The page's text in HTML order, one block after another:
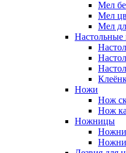
Мел
Мел
Мел
Настольные
Ножи
Нож
Нож
Ножницы